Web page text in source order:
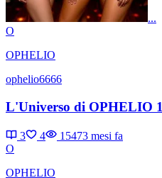
...
O
OPHELIO
ophelio6666
L'Universo di OPHELIO 1
3 4 15473 mesi fa
O
OPHELIO